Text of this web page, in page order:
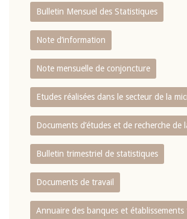
Bulletin Mensuel des Statistiques
Note d’information
Note mensuelle de conjoncture
Etudes réalisées dans le secteur de la
Documents d’études et de recherche de
Bulletin trimestriel de statistiques
Documents de travail
Annuaire des banques et établissements